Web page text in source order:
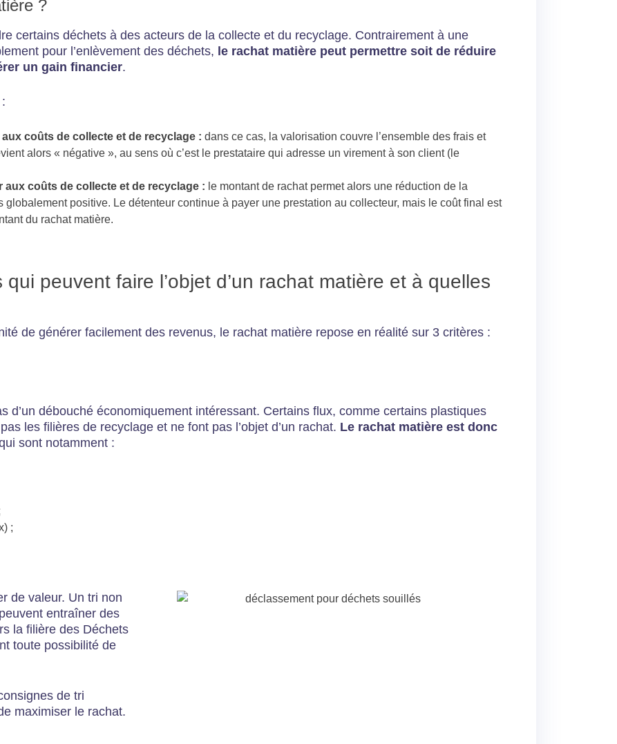
?
certains déchets à des acteurs de la collecte et du recyclage. Contrairement à une
pour l’enlèvement des déchets, le rachat matière peut permettre soit de réduire
un gain financier.
coûts de collecte et de recyclage : dans ce cas, la valorisation couvre l’ensemble des frais et
alors « négative », au sens où c’est le prestataire qui adresse un virement à son client (le
aux coûts de collecte et de recyclage : le montant de rachat permet alors une réduction de la
globalement positive. Le détenteur continue à payer une prestation au collecteur, mais le coût final est
du rachat matière.
peuvent faire l’objet d’un rachat matière et à quelles
de générer facilement des revenus, le rachat matière repose en réalité sur 3 critères :
d’un débouché économiquement intéressant. Certains flux, comme certains plastiques
les filières de recyclage et ne font pas l’objet d’un rachat. Le rachat matière est donc
sont notamment :
;
de valeur. Un tri non
entraîner des
la filière des Déchets
toute possibilité de
de tri
maximiser le rachat.